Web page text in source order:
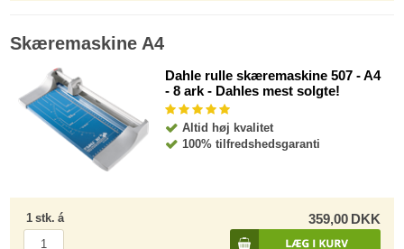
Skæremaskine A4
Dahle rulle skæremaskine 507 - A4
- 8 ark - Dahles mest solgte!
Altid høj kvalitet
100% tilfredshedsgaranti
1 stk. á 359,00 DKK